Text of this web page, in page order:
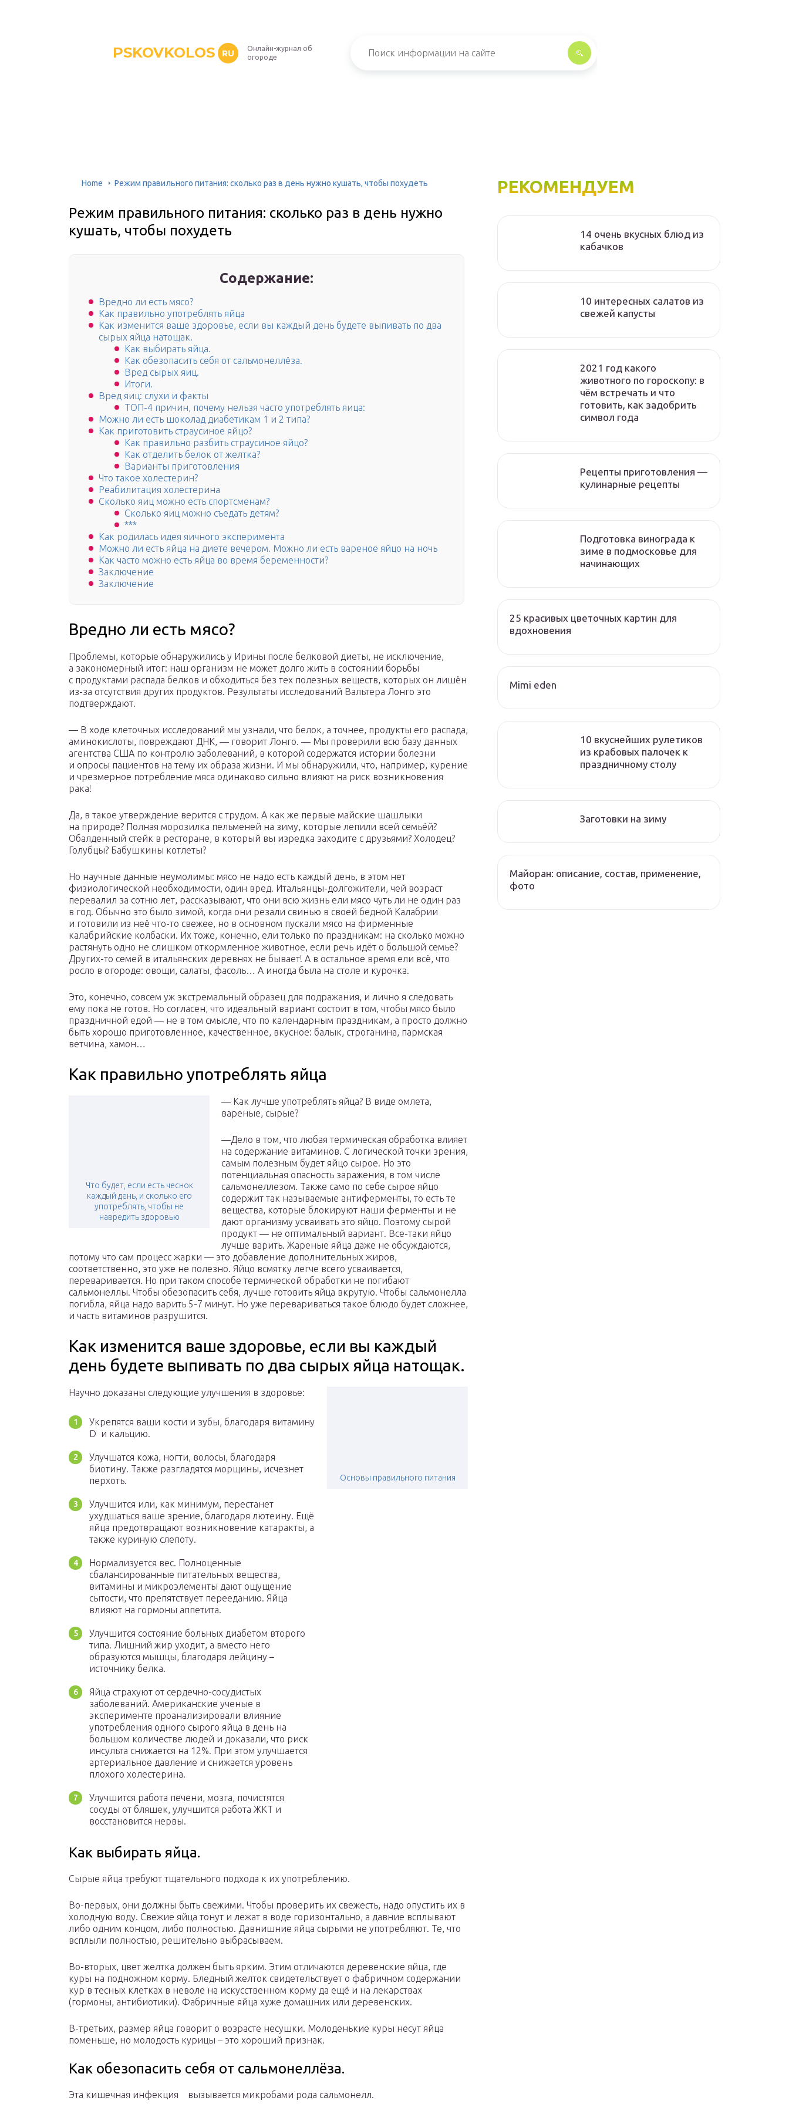
PSKOVKOLOS RU
Онлайн-журнал об
огороде
Home Режим правильного питания: сколько раз в день нужно кушать, чтобы похудеть
Режим правильного питания: сколько раз в день нужно
кушать, чтобы похудеть
Содержание:
Вредно ли есть мясо?
Как правильно употреблять яйца
Как изменится ваше здоровье, если вы каждый день будете выпивать по два
сырых яйца натощак.
Как выбирать яйца.
Как обезопасить себя от сальмонеллёза.
Вред сырых яиц.
Итоги.
Вред яиц: слухи и факты
ТОП-4 причин, почему нельзя часто употреблять яица:
Можно ли есть шоколад диабетикам 1 и 2 типа?
Как приготовить страусиное яйцо?
Как правильно разбить страусиное яйцо?
Как отделить белок от желтка?
Варианты приготовления
Что такое холестерин?
Реабилитация холестерина
Сколько яиц можно есть спортсменам?
Сколько яиц можно съедать детям?
***
Как родилась идея яичного эксперимента
Можно ли есть яйца на диете вечером. Можно ли есть вареное яйцо на ночь
Как часто можно есть яйца во время беременности?
Заключение
Заключение
Вредно ли есть мясо?
Проблемы, которые обнаружились у Ирины после белковой диеты, не исключение,
а закономерный итог: наш организм не может долго жить в состоянии борьбы
с продуктами распада белков и обходиться без тех полезных веществ, которых он лишён
из-за отсутствия других продуктов. Результаты исследований Вальтера Лонго это
подтверждают.
— В ходе клеточных исследований мы узнали, что белок, а точнее, продукты его распада,
аминокислоты, повреждают ДНК, — говорит Лонго. — Мы проверили всю базу данных
агентства США по контролю заболеваний, в которой содержатся истории болезни
и опросы пациентов на тему их образа жизни. И мы обнаружили, что, например, курение
и чрезмерное потребление мяса одинаково сильно влияют на риск возникновения
рака!
Да, в такое утверждение верится с трудом. А как же первые майские шашлыки
на природе? Полная морозилка пельменей на зиму, которые лепили всей семьёй?
Обалденный стейк в ресторане, в который вы изредка заходите с друзьями? Холодец?
Голубцы? Бабушкины котлеты?
Но научные данные неумолимы: мясо не надо есть каждый день, в этом нет
физиологической необходимости, один вред. Итальянцы-долгожители, чей возраст
перевалил за сотню лет, рассказывают, что они всю жизнь ели мясо чуть ли не один раз
в год. Обычно это было зимой, когда они резали свинью в своей бедной Калабрии
и готовили из неё что-то свежее, но в основном пускали мясо на фирменные
калабрийские колбаски. Их тоже, конечно, ели только по праздникам: на сколько можно
растянуть одно не слишком откормленное животное, если речь идёт о большой семье?
Других-то семей в итальянских деревнях не бывает! А в остальное время ели всё, что
росло в огороде: овощи, салаты, фасоль… А иногда была на столе и курочка.
Это, конечно, совсем уж экстремальный образец для подражания, и лично я следовать
ему пока не готов. Но согласен, что идеальный вариант состоит в том, чтобы мясо было
праздничной едой — не в том смысле, что по календарным праздникам, а просто должно
быть хорошо приготовленное, качественное, вкусное: балык, строганина, пармская
ветчина, хамон…
Как правильно употреблять яйца
Что будет, если есть чеснок
каждый день, и сколько его
употреблять, чтобы не
навредить здоровью
— Как лучше употреблять яйца? В виде омлета,
вареные, сырые?
—Дело в том, что любая термическая обработка влияет
на содержание витаминов. С логической точки зрения,
самым полезным будет яйцо сырое. Но это
потенциальная опасность заражения, в том числе
сальмонеллезом. Также само по себе сырое яйцо
содержит так называемые антиферменты, то есть те
вещества, которые блокируют наши ферменты и не
дают организму усваивать это яйцо. Поэтому сырой
продукт — не оптимальный вариант. Все-таки яйцо
лучше варить. Жареные яйца даже не обсуждаются,
потому что сам процесс жарки — это добавление дополнительных жиров,
соответственно, это уже не полезно. Яйцо всмятку легче всего усваивается,
переваривается. Но при таком способе термической обработки не погибают
сальмонеллы. Чтобы обезопасить себя, лучше готовить яйца вкрутую. Чтобы сальмонелла
погибла, яйца надо варить 5-7 минут. Но уже перевариваться такое блюдо будет сложнее,
и часть витаминов разрушится.
Как изменится ваше здоровье, если вы каждый
день будете выпивать по два сырых яйца натощак.
Основы правильного питания
Научно доказаны следующие улучшения в здоровье:
Укрепятся ваши кости и зубы, благодаря витамину
D и кальцию.
Улучшатся кожа, ногти, волосы, благодаря
биотину. Также разгладятся морщины, исчезнет
перхоть.
Улучшится или, как минимум, перестанет
ухудшаться ваше зрение, благодаря лютеину. Ещё
яйца предотвращают возникновение катаракты, а
также куриную слепоту.
Нормализуется вес. Полноценные
сбалансированные питательных вещества,
витамины и микроэлементы дают ощущение
сытости, что препятствует перееданию. Яйца
влияют на гормоны аппетита.
Улучшится состояние больных диабетом второго
типа. Лишний жир уходит, а вместо него
образуются мышцы, благодаря лейцину –
источнику белка.
Яйца страхуют от сердечно-сосудистых
заболеваний. Американские ученые в
эксперименте проанализировали влияние
употребления одного сырого яйца в день на
большом количестве людей и доказали, что риск
инсульта снижается на 12%. При этом улучшается
артериальное давление и снижается уровень
плохого холестерина.
Улучшится работа печени, мозга, почистятся
сосуды от бляшек, улучшится работа ЖКТ и
восстановится нервы.
Как выбирать яйца.
Сырые яйца требуют тщательного подхода к их употреблению.
Во-первых, они должны быть свежими. Чтобы проверить их свежесть, надо опустить их в
холодную воду. Свежие яйца тонут и лежат в воде горизонтально, а давние всплывают
либо одним концом, либо полностью. Давнишние яйца сырыми не употребляют. Те, что
всплыли полностью, решительно выбрасываем.
Во-вторых, цвет желтка должен быть ярким. Этим отличаются деревенские яйца, где
куры на подножном корму. Бледный желток свидетельствует о фабричном содержании
кур в тесных клетках в неволе на искусственном корму да ещё и на лекарствах
(гормоны, антибиотики). Фабричные яйца хуже домашних или деревенских.
В-третьих, размер яйца говорит о возрасте несушки. Молоденькие куры несут яйца
поменьше, но молодость курицы – это хороший признак.
Как обезопасить себя от сальмонеллёза.
Эта кишечная инфекция вызывается микробами рода сальмонелл.
РЕКОМЕНДУЕМ
14 очень вкусных блюд из
кабачков
10 интересных салатов из
свежей капусты
2021 год какого
животного по гороскопу: в
чём встречать и что
готовить, как задобрить
символ года
Рецепты приготовления —
кулинарные рецепты
Подготовка винограда к
зиме в подмосковье для
начинающих
25 красивых цветочных картин для
вдохновения
Mimi eden
10 вкуснейших рулетиков
из крабовых палочек к
праздничному столу
Заготовки на зиму
Майоран: описание, состав, применение,
фото